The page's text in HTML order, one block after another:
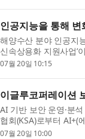
인공지능을 통해
해양수산 분야 인공지
신속상용화 지원사업’
지...
07월 20일 10:15
이글루코퍼레이션
AI 기반 보안 운영·분
협회(KSA)로부터 AI+(
품...
07월 20일 10:00